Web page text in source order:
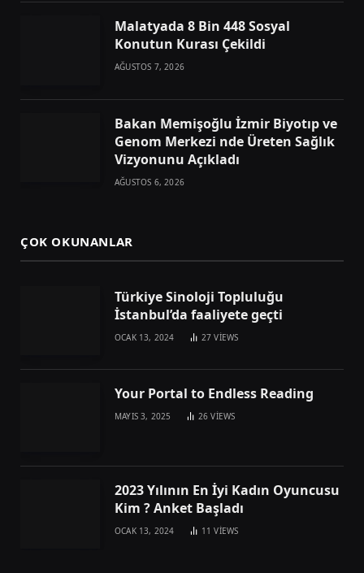
Malatyada 8 Bin 448 Sosyal
Konutun Kurası Çekildi
AĞUSTOS 7, 2026
Bakan Memişoğlu İzmir Biyotıp ve
Genom Merkezi nde Üreten Sağlık
Vizyonunu Açıkladı
AĞUSTOS 6, 2026
ÇOK OKUNANLAR
Türkiye Sinoloji Topluluğu
İstanbul’da faaliyete geçti
OCAK 13, 2024 27VIEWS
Your Portal to Endless Reading
MAYIS 3, 2025 26VIEWS
2023 Yılının En İyi Kadın Oyuncusu
Kim ? Anket Başladı
OCAK 13, 2024 11VIEWS